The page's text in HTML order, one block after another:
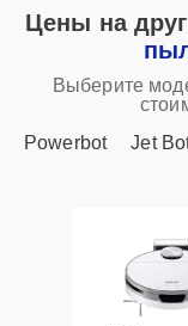
Цены на
Выберите
Powerbot
Jet